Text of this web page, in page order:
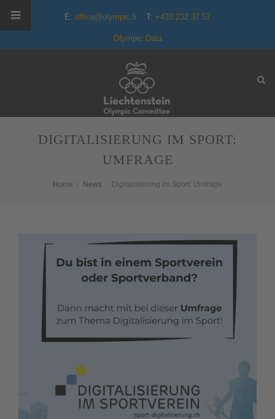
E: office@olympic.li T: +423 232 37 57
Olympic Data
DIGITALISIERUNG IM SPORT:
UMFRAGE
Home News Digitalisierung im Sport: Umfrage